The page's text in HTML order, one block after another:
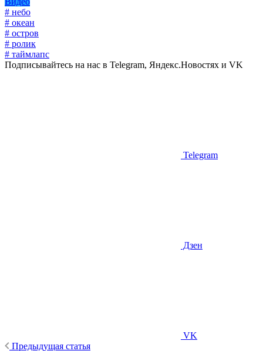
# небо
# океан
# остров
# ролик
# таймлапс
Подписывайтесь на нас в Telegram, Яндекс.Новостях и VK
Telegram
Дзен
VK
Предыдущая статья